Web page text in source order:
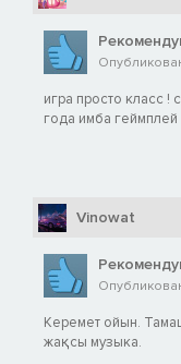
игра просто класс !
года имба геймплей
Vinowat
Керемет ойын.
жақсы музыка.